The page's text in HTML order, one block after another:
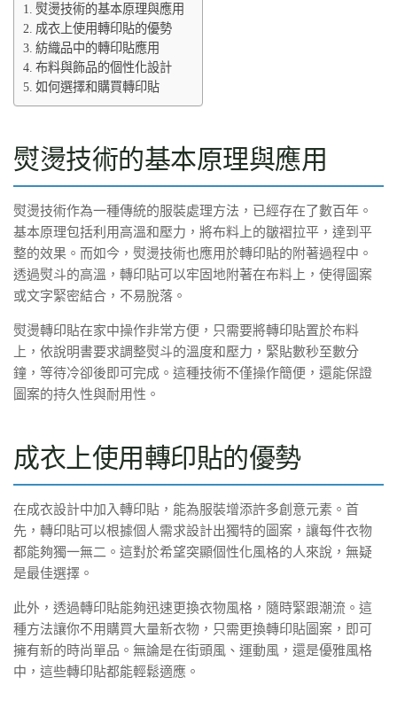
熨燙技術的基本原理與應用
成衣上使用轉印貼的優勢
紡織品中的轉印貼應用
布料與飾品的個性化設計
如何選擇和購買轉印貼
熨燙技術的基本原理與應用
熨燙技術作為一種傳統的服裝處理方法，已經存在了數百年。
基本原理包括利用高溫和壓力，將布料上的皺褶拉平，達到平
整的效果。而如今，熨燙技術也應用於轉印貼的附著過程中。
透過熨斗的高溫，轉印貼可以牢固地附著在布料上，使得圖案
或文字緊密結合，不易脫落。
熨燙轉印貼在家中操作非常方便，只需要將轉印貼置於布料
上，依說明書要求調整熨斗的溫度和壓力，緊貼數秒至數分
鐘，等待冷卻後即可完成。這種技術不僅操作簡便，還能保證
圖案的持久性與耐用性。
成衣上使用轉印貼的優勢
在成衣設計中加入轉印貼，能為服裝增添許多創意元素。首
先，轉印貼可以根據個人需求設計出獨特的圖案，讓每件衣物
都能夠獨一無二。這對於希望突顯個性化風格的人來說，無疑
是最佳選擇。
此外，透過轉印貼能夠迅速更換衣物風格，隨時緊跟潮流。這
種方法讓你不用購買大量新衣物，只需更換轉印貼圖案，即可
擁有新的時尚單品。無論是在街頭風、運動風，還是優雅風格
中，這些轉印貼都能輕鬆適應。